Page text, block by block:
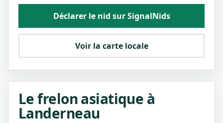
Déclarer le nid sur SignalNids
Voir la carte locale
Le frelon asiatique à
Landerneau